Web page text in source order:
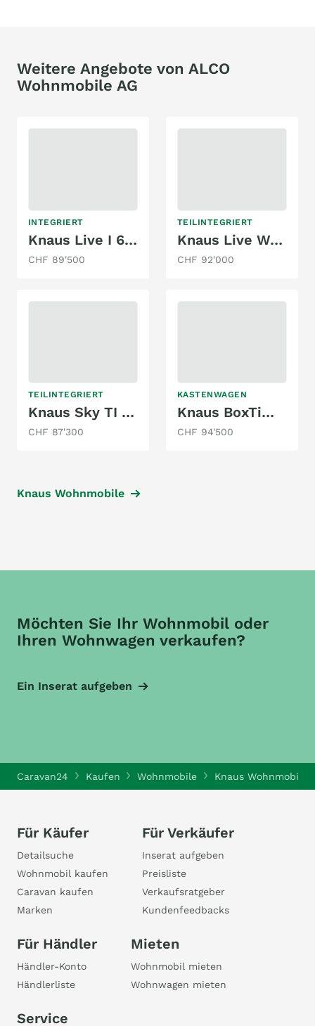
Weitere Angebote von ALCO
Wohnmobile AG
INTEGRIERT
Knaus Live I 650 MEG
CHF 89'500
TEILINTEGRIERT
Knaus Live Wave 650 MEG Platinum Selection
CHF 92'000
TEILINTEGRIERT
Knaus Sky TI 650 MEG
CHF 87'300
KASTENWAGEN
Knaus BoxTime 630 ME
CHF 94'500
Knaus Wohnmobile
Möchten Sie Ihr Wohnmobil oder
Ihren Wohnwagen verkaufen?
Ein Inserat aufgeben
Caravan24 Kaufen Wohnmobile Knaus Wohnmobile
Für Käufer
Detailsuche
Wohnmobil kaufen
Caravan kaufen
Marken
Für Verkäufer
Inserat aufgeben
Preisliste
Verkaufsratgeber
Kundenfeedbacks
Für Händler
Händler-Konto
Händlerliste
Mieten
Wohnmobil mieten
Wohnwagen mieten
Service